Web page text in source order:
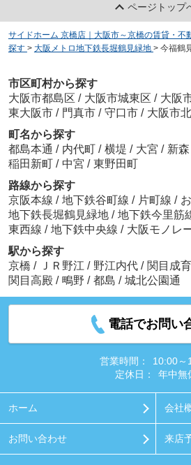
ページトップ
サイドホーム 京橋店｜大阪市～京橋の賃貸・不
探す > 大阪メトロ地下鉄長堀鶴見緑地 > 今福鶴
市区町村から探す
大阪市都島区 / 大阪市城東区 / 大阪
東大阪市 / 門真市 / 守口市 / 大阪市
町名から探す
都島本通 / 内代町 / 横堤 / 大宮 / 新森
稲田新町 / 中宮 / 東野田町
路線から探す
京阪本線 / 地下鉄谷町線 / 片町線 /
地下鉄長堀鶴見緑地 / 地下鉄今里筋
東西線 / 地下鉄中央線 / 大阪モノレ
駅から探す
京橋 / ＪＲ野江 / 野江内代 / 関目成育
関目高殿 / 鴫野 / 都島 / 城北公園通
電話でお問い
営業時間：
10:00～
定休日：
年中無
ホーム 会社
お問い合わせ 来店